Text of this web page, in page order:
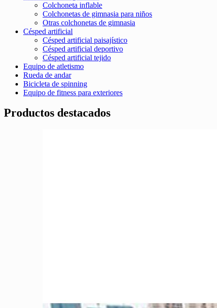
Colchoneta inflable
Colchonetas de gimnasia para niños
Otras colchonetas de gimnasia
Césped artificial
Césped artificial paisajístico
Césped artificial deportivo
Césped artificial tejido
Equipo de atletismo
Rueda de andar
Bicicleta de spinning
Equipo de fitness para exteriores
Productos destacados